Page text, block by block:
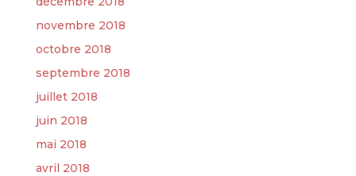
novembre 2018
octobre 2018
septembre 2018
juillet 2018
juin 2018
mai 2018
avril 2018